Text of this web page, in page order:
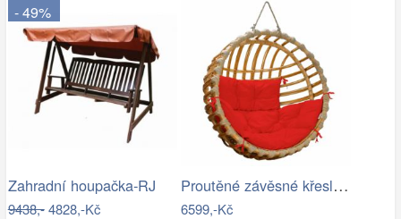
- 49%
Zahradní houpačka-RJ
9438,-4828,-Kč
Proutěné závěsné křeslo Elis, přírodní…
6599,-Kč